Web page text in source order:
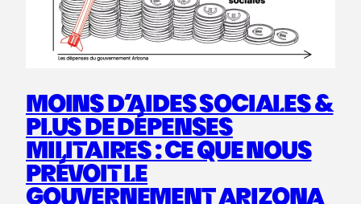
MOINS D’AIDES SOCIALES &
PLUS DE DÉPENSES
MILITAIRES : CE QUE NOUS
PRÉVOIT LE
GOUVERNEMENT ARIZONA